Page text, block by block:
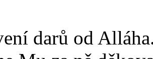
darů od